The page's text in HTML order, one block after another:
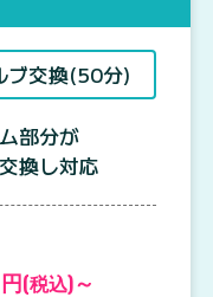
ブ交換(50分)
部分が
換し対応
円(税込)～